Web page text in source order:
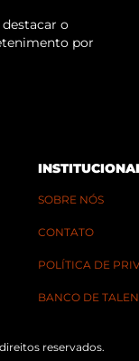
o
por
SOBRE NÓS
CONTATO
POLÍTICA DE
BANCO DE
reservados.